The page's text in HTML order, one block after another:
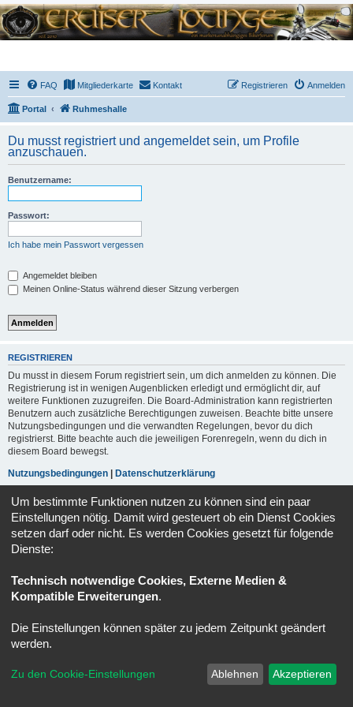
FAQ Mitgliederkarte Kontakt Anmelden
Registrieren
Portal Ruhmeshalle
Du musst registriert und angemeldet sein, um Profile
anzuschauen.
Benutzername:
Passwort:
Ich habe mein Passwort vergessen
Angemeldet bleiben
Meinen Online-Status während dieser Sitzung verbergen
REGISTRIEREN
Du musst in diesem Forum registriert sein, um dich anmelden zu können. Die
Registrierung ist in wenigen Augenblicken erledigt und ermöglicht dir, auf
weitere Funktionen zuzugreifen. Die Board-Administration kann registrierten
Benutzern auch zusätzliche Berechtigungen zuweisen. Beachte bitte unsere
Nutzungsbedingungen und die verwandten Regelungen, bevor du dich
registrierst. Bitte beachte auch die jeweiligen Forenregeln, wenn du dich in
diesem Board bewegst.
Nutzungsbedingungen
Datenschutzerklärung
Registrieren
Portal
Powered by phpBB
® Forum Software © phpBB Limited
Deutsche Übersetzung durch
Datenschutz |
Um bestimmte Funktionen nutzen zu können sind ein paar
Einstellungen nötig. Damit wird gesteuert ob ein Dienst Cookies
setzen darf oder nicht. Es werden Cookies gesetzt für folgende
Dienste:
Technisch notwendige Cookies, Externe Medien &
Kompatible Erweiterungen.
Die Einstellungen können später zu jedem Zeitpunkt geändert
werden.
Zu den Cookie-Einstellungen Ablehnen Akzeptieren